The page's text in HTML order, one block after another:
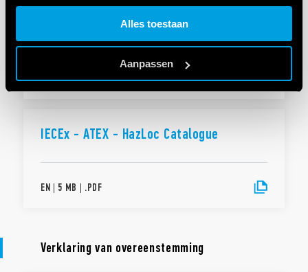
Cookie policy.
Alles toestaan
Aanpassen
CATALOGI
Catalogus IECEx - ATEX - HazLoc
NL|6 MB| .PDF
IECEx - ATEX - HazLoc Catalogue
EN | 5 MB | .PDF
Verklaring van overeenstemming